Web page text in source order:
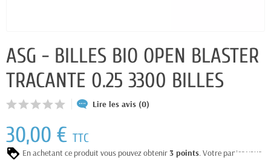
ASG - BILLES BIO OPEN BLASTER
TRACANTE 0.25 3300 BILLES
Lire les avis (0)
30,00 € TTC
En achetant ce produit vous pouvez obtenir3 points. Votre panier vous